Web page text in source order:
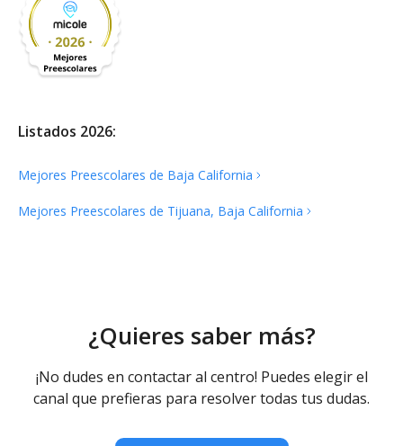
Listados 2026:
Mejores Preescolares de Baja California
Mejores Preescolares de Tijuana, Baja California
¿Quieres saber más?
¡No dudes en contactar al centro! Puedes elegir el
canal que prefieras para resolver todas tus dudas.